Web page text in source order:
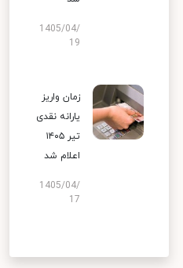
1405/04/
19
زمان واریز
یارانه نقدی
تیر ۱۴۰۵
اعلام شد
1405/04/
17